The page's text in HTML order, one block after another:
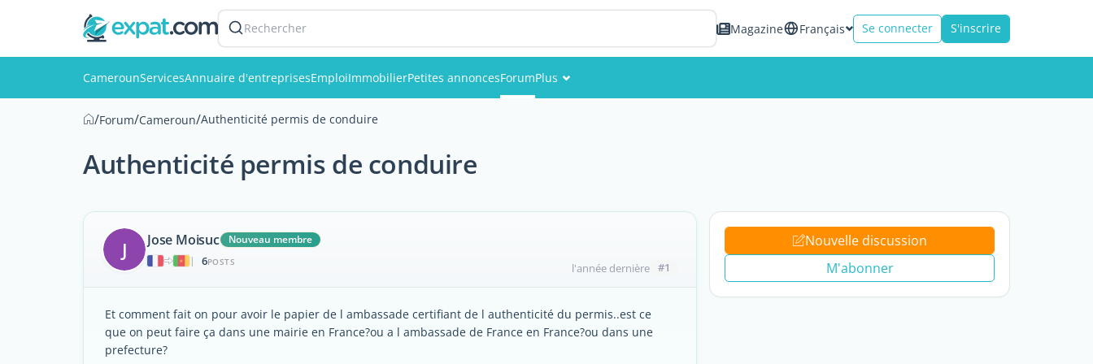
Rechercher Magazine Français Se connecter S'inscrire
CamerounServicesAnnuaire d'entreprisesEmploiImmobilierPetites annoncesForumPlus
/Forum/Cameroun/Authenticité permis de conduire
Authenticité permis de conduire
J Jose Moisuc
Nouveau membre
|
6POSTS l'année dernière #1
Et comment fait on pour avoir le papier de l ambassade certifiant de l authenticité du permis..est ce
que on peut faire ça dans une mairie en France?ou a l ambassade de France en France?ou dans une
prefecture?
Nouvelle discussion
M'abonner